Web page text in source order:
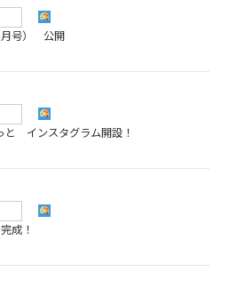
月号） 公開
と インスタグラム開設！
成！